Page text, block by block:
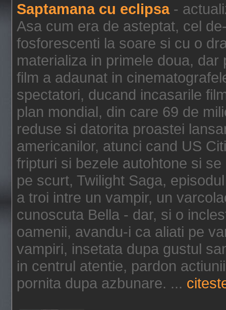
Saptamana cu eclipsa-
Asa cum era de asteptat, cel
fosforescenti la soare si cu o
materializa in primele doua,
film a adaunat in
spectatori, ducand incasarile
plan mondial, din care 69 de
reduse si datorita proastei
americanilor, atunci cand US
fripturi si bezele autohtone si
pe scurt, Twilight Saga,
a troi intre un vampir, un
cunoscuta Bella - dar, si o
oamenii, avandu-i ca aliati pe
vampiri, insetata dupa gustul
in centrul atentie, pardon
pornita dupa azbunare. ...